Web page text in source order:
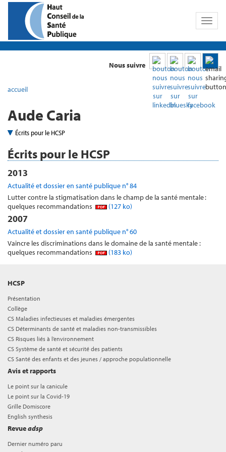
Toggle
Nous suivre
accueil
Aude Caria
Écrits pour le HCSP
Écrits pour le HCSP
2013
Actualité et dossier en santé publique n° 84
Lutter contre la stigmatisation dans le champ de la santé mentale :
quelques recommandations
(127 ko)
2007
Actualité et dossier en santé publique n° 60
Vaincre les discriminations dans le domaine de la santé mentale :
quelques recommandations
(183 ko)
HCSP
Présentation
Collège
CS Maladies infectieuses et maladies émergentes
CS Déterminants de santé et maladies non-transmissibles
CS Risques liés à l’environnement
CS Système de santé et sécurité des patients
CS Santé des enfants et des jeunes / approche populationnelle
Avis et rapports
Le point sur la canicule
Le point sur la Covid-19
Grille Domiscore
English synthesis
Revueadsp
Dernier numéro paru